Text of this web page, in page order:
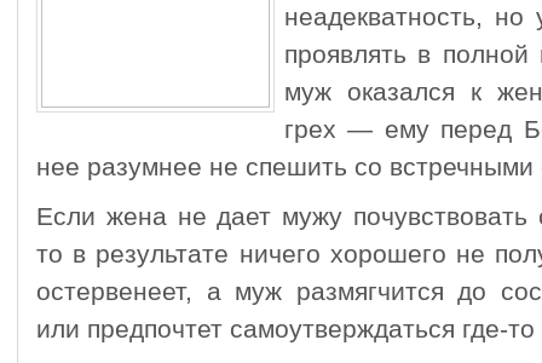
неадекватность,
проявлять в
муж оказался к
грех — ему перед
нее разумнее не спешить со
Если жена не дает мужу
то в результате ничего хорошего не
остервенеет, а муж размягчится до
или предпочтет самоутверждаться где-